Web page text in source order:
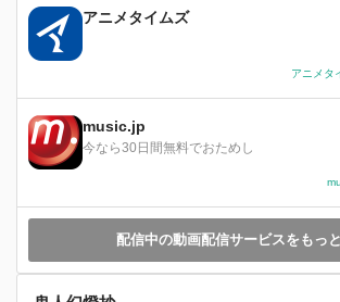
アニメタイムズ
アニメタ
music.jp
今なら30日間無料でおためし
配信中の動画配信サービスをもっ